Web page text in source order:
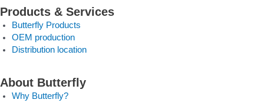
Products & Services
Butterfly Products
OEM production
Distribution location
About Butterfly
Why Butterfly?